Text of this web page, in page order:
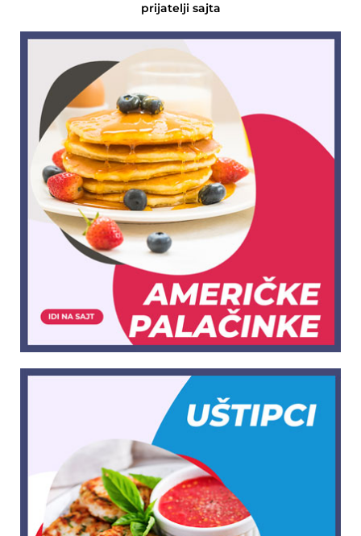
prijatelji sajta